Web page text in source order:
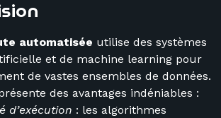
automatisée utilise des systèmes
et de machine learning pour
de vastes ensembles de données.
des avantages indéniables :
d’exécution : les algorithmes